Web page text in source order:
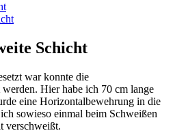
Schicht
war konnte die
Hier habe ich 70 cm lange
eine Horizontalbewehrung in die
sowieso einmal beim Schweißen
verschweißt.